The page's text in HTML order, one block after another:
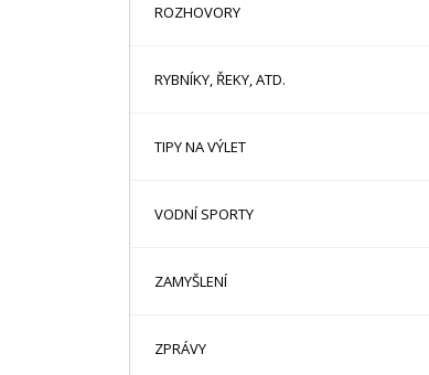
ROZHOVORY
RYBNÍKY, ŘEKY, ATD.
TIPY NA VÝLET
VODNÍ SPORTY
ZAMYŠLENÍ
ZPRÁVY